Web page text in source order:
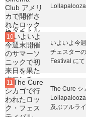
いよいよ今
チェスター
Festival に
The Cure シ
及ぶフルラ